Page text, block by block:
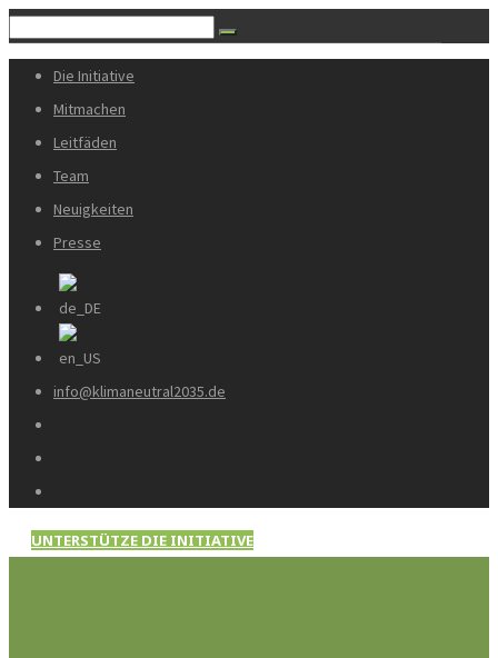
Die Initiative
Mitmachen
Leitfäden
Team
Neuigkeiten
Presse
info@klimaneutral2035.de
UNTERSTÜTZE DIE INITIATIVE